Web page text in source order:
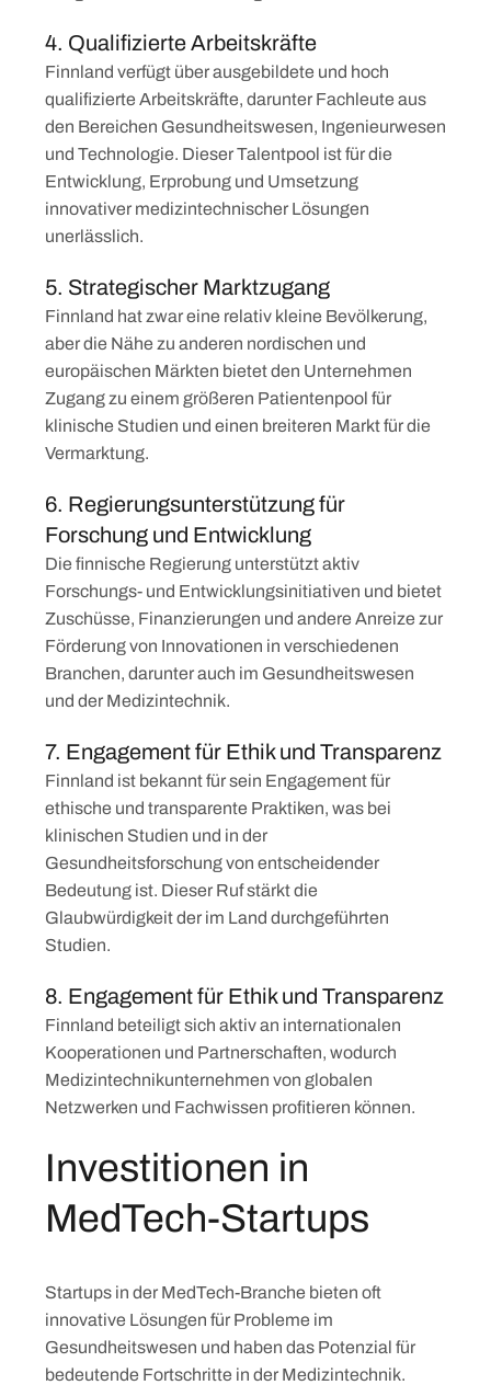
content
4. Qualifizierte Arbeitskräfte
Finnland verfügt über ausgebildete und hoch
qualifizierte Arbeitskräfte, darunter Fachleute aus
den Bereichen Gesundheitswesen, Ingenieurwesen
und Technologie. Dieser Talentpool ist für die
Entwicklung, Erprobung und Umsetzung
innovativer medizintechnischer Lösungen
unerlässlich.
5. Strategischer Marktzugang
Finnland hat zwar eine relativ kleine Bevölkerung,
aber die Nähe zu anderen nordischen und
europäischen Märkten bietet den Unternehmen
Zugang zu einem größeren Patientenpool für
klinische Studien und einen breiteren Markt für die
Vermarktung.
6. Regierungsunterstützung für
Forschung und Entwicklung
Die finnische Regierung unterstützt aktiv
Forschungs- und Entwicklungsinitiativen und bietet
Zuschüsse, Finanzierungen und andere Anreize zur
Förderung von Innovationen in verschiedenen
Branchen, darunter auch im Gesundheitswesen
und der Medizintechnik.
7. Engagement für Ethik und Transparenz
Finnland ist bekannt für sein Engagement für
ethische und transparente Praktiken, was bei
klinischen Studien und in der
Gesundheitsforschung von entscheidender
Bedeutung ist. Dieser Ruf stärkt die
Glaubwürdigkeit der im Land durchgeführten
Studien.
8. Engagement für Ethik und Transparenz
Finnland beteiligt sich aktiv an internationalen
Kooperationen und Partnerschaften, wodurch
Medizintechnikunternehmen von globalen
Netzwerken und Fachwissen profitieren können.
Investitionen in
MedTech-Startups
Startups in der MedTech-Branche bieten oft
innovative Lösungen für Probleme im
Gesundheitswesen und haben das Potenzial für
bedeutende Fortschritte in der Medizintechnik.